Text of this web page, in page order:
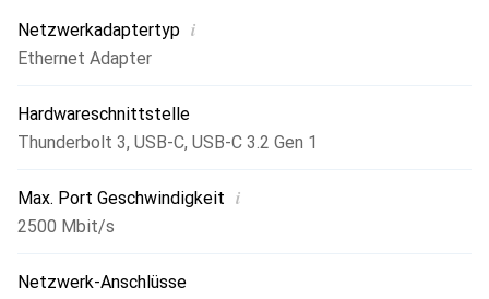
Netzwerkadaptertyp i
Ethernet Adapter
Hardwareschnittstelle
Thunderbolt 3, USB-C, USB-C 3.2 Gen 1
Max. Port Geschwindigkeit i
2500 Mbit/s
Netzwerk-Anschlüsse